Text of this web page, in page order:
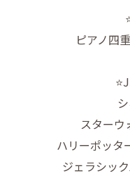
ピアノ
スター
ハリーポッ
ジェラシッ